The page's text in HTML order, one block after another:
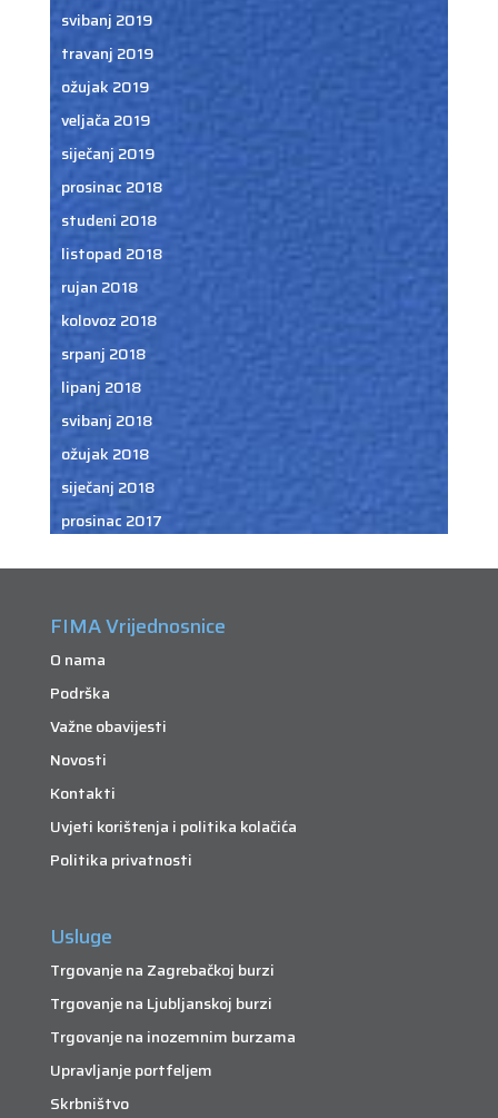
svibanj 2019
travanj 2019
ožujak 2019
veljača 2019
siječanj 2019
prosinac 2018
studeni 2018
listopad 2018
rujan 2018
kolovoz 2018
srpanj 2018
lipanj 2018
svibanj 2018
ožujak 2018
siječanj 2018
prosinac 2017
FIMA Vrijednosnice
O nama
Podrška
Važne obavijesti
Novosti
Kontakti
Uvjeti korištenja i politika kolačića
Politika privatnosti
Usluge
Trgovanje na Zagrebačkoj burzi
Trgovanje na Ljubljanskoj burzi
Trgovanje na inozemnim burzama
Upravljanje portfeljem
Skrbništvo